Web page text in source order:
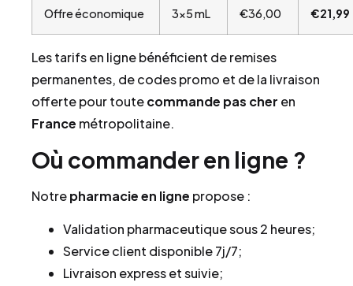
Offre économique 3×5 mL €36,00 €21,99
Les tarifs en ligne bénéficient de remises
permanentes, de codes promo et de la livraison
offerte pour toutecommande pas cher en
France métropolitaine.
Où commander en ligne ?
Notrepharmacie en ligne propose :
Validation pharmaceutique sous 2 heures;
Service client disponible 7j/7;
Livraison express et suivie;